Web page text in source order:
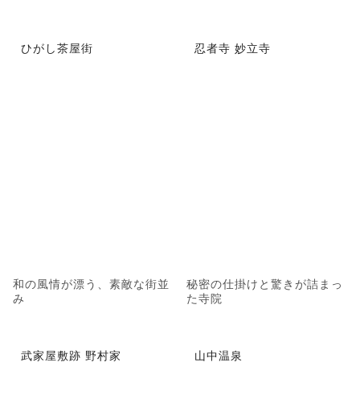
ひがし茶屋街
和の風情が漂う、素敵な街並
み
忍者寺 妙立寺
秘密の仕掛けと驚きが詰まっ
た寺院
武家屋敷跡 野村家 山中温泉